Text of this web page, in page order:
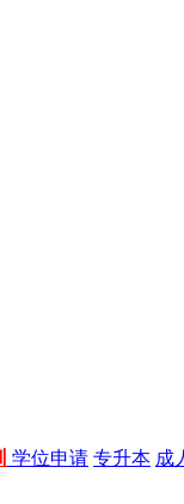
学位申请 专升本 成